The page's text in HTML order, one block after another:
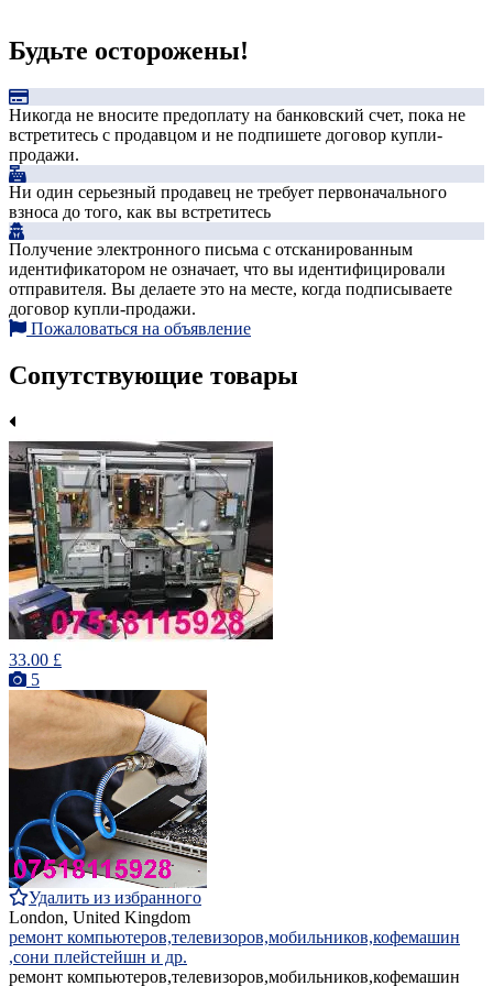
Будьте осторожены!
Никогда не вносите предоплату на банковский счет, пока не
встретитесь с продавцом и не подпишете договор купли-
продажи.
Ни один серьезный продавец не требует первоначального
взноса до того, как вы встретитесь
Получение электронного письма с отсканированным
идентификатором не означает, что вы идентифицировали
отправителя. Вы делаете это на месте, когда подписываете
договор купли-продажи.
Пожаловаться на объявление
Сопутствующие товары
33.00 £
5
Удалить из избранного
London, United Kingdom
ремонт компьютеров,телевизоров,мобильников,кофемашин
,сони плейстейшн и др.
ремонт компьютеров,телевизоров,мобильников,кофемашин